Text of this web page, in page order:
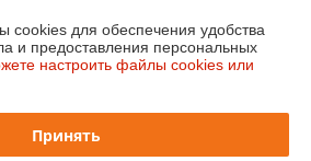
для обеспечения удобства
и предоставления персональных
настроить файлы cookies или
Принять